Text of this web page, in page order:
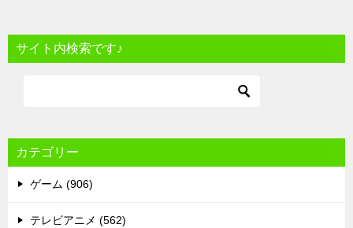
サイト内検索です♪
カテゴリー
ゲーム (906)
テレビアニメ (562)